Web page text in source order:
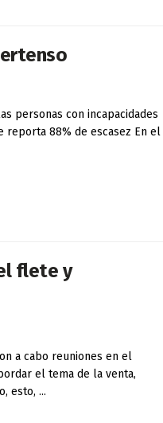
personas con incapacidades
88% de escasez En el
flete y
a cabo reuniones en el
el tema de la venta,
esto, ...